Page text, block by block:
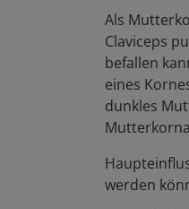
Als
Claviceps
befallen
eines
dunkles
werden